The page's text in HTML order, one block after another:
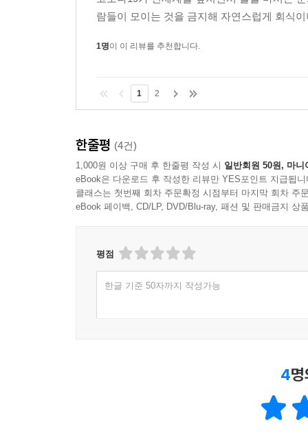
람들이 모이는 것을 금지해 자연스럽게 회식
1명이 이 리뷰를 추천합니다.
1 2
한줄평 (4건)
1,000원 이상 구매 후 한줄평 작성 시 일반회원 50원, 마니
eBook은 다운로드 후 작성한 리뷰만 YES포인트 지급됩니
클래스는 첫번째 회차 주문확정 시점부터 마지막 회차 주
eBook 페이백, CD/LP, DVD/Blu-ray, 패션 및 판매금지 상
평점
한글 기준 50자까지 작성가능
4